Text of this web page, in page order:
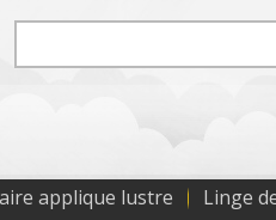
applique lustre Linge